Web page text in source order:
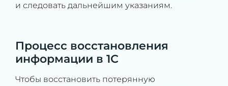
и следовать дальнейшим указаниям.
Процесс восстановления
информации в 1С
Чтобы восстановить потерянную